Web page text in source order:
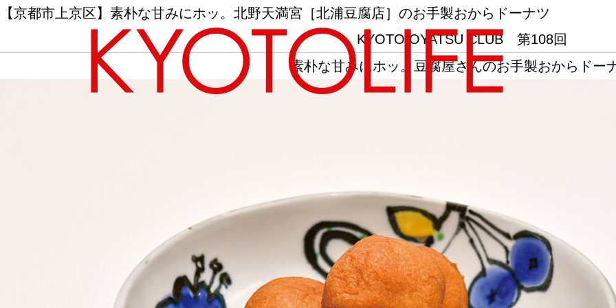
カテゴリーから探す
【京都市上京区】素朴な甘みにホッ。北野天満宮［北浦豆腐店］のお手製おからドーナツ
KYOTO OYATSU CLUB 第108回
素朴な甘みにホッ。豆腐屋さんのお手製おからドー